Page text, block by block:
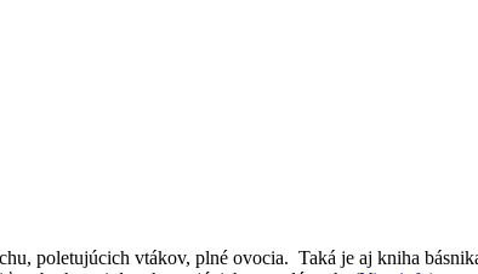
poletujúcich vtákov, plné ovocia. Taká je aj kniha